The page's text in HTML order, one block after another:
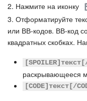
Маркетинг
Центр продаж
Аналитика
BI
2. Нажмите на иконку
3. Отформатируйте
или ВВ-кодов. ВВ-код
квадратных скобках.
раскрывающееся
[CODE]текст[/